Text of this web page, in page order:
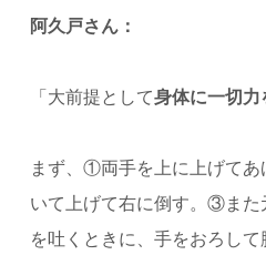
阿久戸さん：
「大前提として身体に一切
まず、①両手を上に上げて
いて上げて右に倒す。③ま
を吐くときに、手をおろして